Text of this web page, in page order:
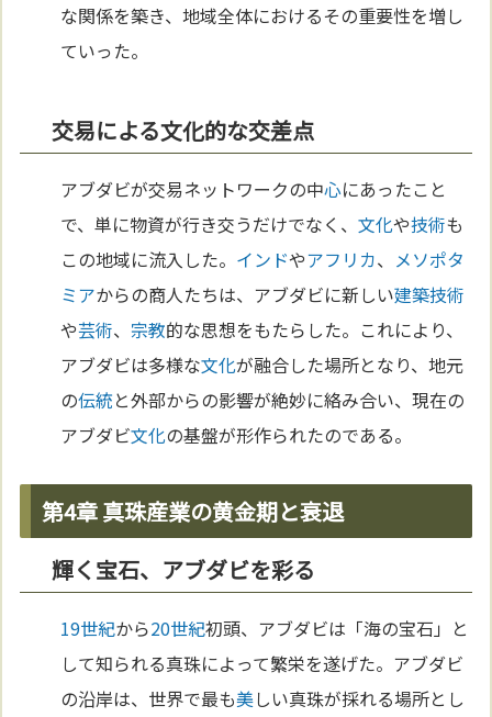
な関係を築き、地域全体におけるその重要性を増し
ていった。
交易による文化的な交差点
アブダビが交易ネットワークの中心にあったこと
で、単に物資が行き交うだけでなく、文化や技術も
この地域に流入した。 インドやアフリカ、 メソポタ
ミアからの商人たちは、アブダビに新しい建築技術
や芸術、 宗教的な思想をもたらした。これにより、
アブダビは多様な文化が融合した場所となり、地元
の伝統と外部からの影響が絶妙に絡み合い、現在の
アブダビ文化の基盤が形作られたのである。
第4章 真珠産業の黄金期と衰退
輝く宝石、アブダビを彩る
19世紀から20世紀初頭、アブダビは「海の宝石」と
して知られる真珠によって繁栄を遂げた。アブダビ
の沿岸は、世界で最も美しい真珠が採れる場所とし